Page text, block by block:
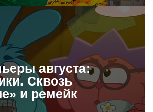
августа:
Сквозь
и ремейк